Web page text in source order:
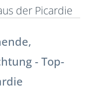
der Picardie
- Top-